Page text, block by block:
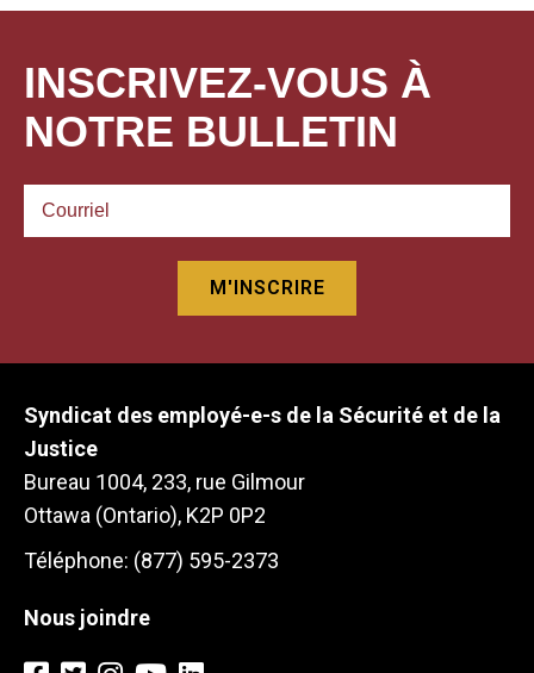
INSCRIVEZ-VOUS À
NOTRE BULLETIN
Syndicat des employé-e-s de la Sécurité et de la
Justice
Bureau 1004, 233, rue Gilmour
Ottawa (Ontario), K2P 0P2
Téléphone: (877) 595-2373
Nous joindre